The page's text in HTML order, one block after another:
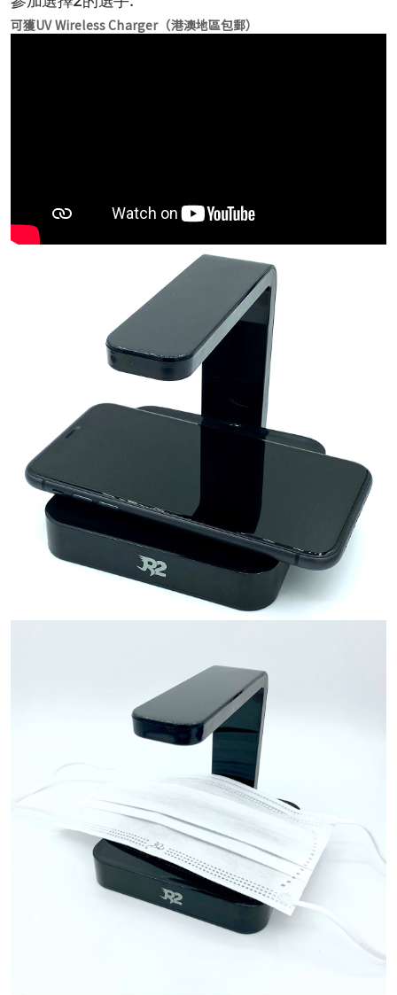
可獲UV Wireless Charger（港澳地區包郵）